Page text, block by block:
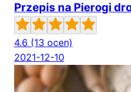
Przepis na Pierogi
4.6 (13 ocen)
2021-12-10